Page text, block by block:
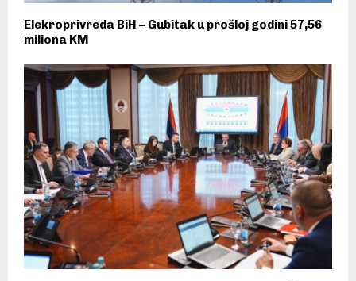
Elekroprivreda BiH – Gubitak u prošloj godini 57,56
miliona KM